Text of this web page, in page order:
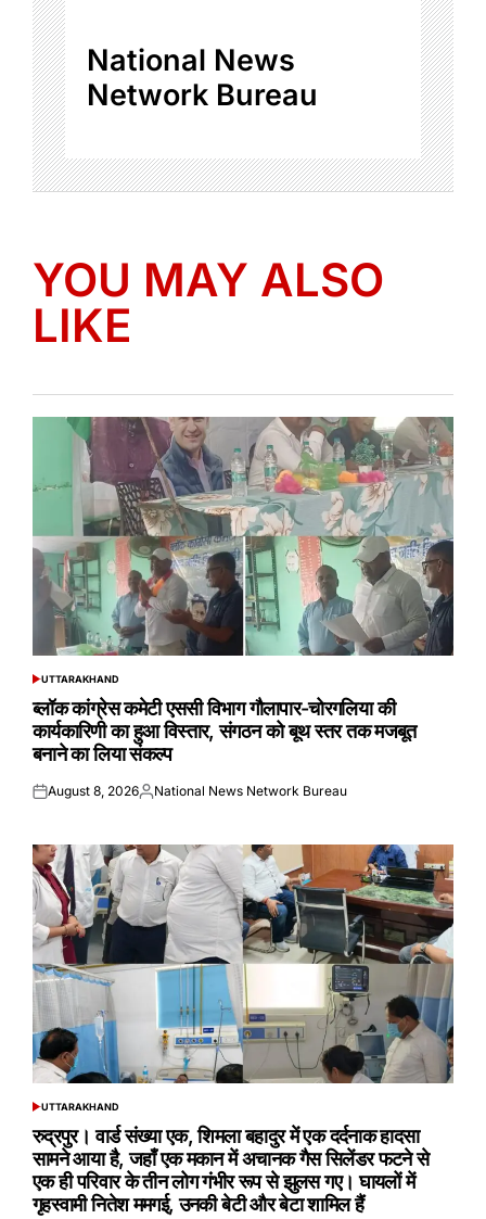
National News
Network Bureau
YOU MAY ALSO
LIKE
POSTED
UTTARAKHAND
ब्लॉक कांग्रेस कमेटी एससी विभाग गौलापार-चोरगलिया की
कार्यकारिणी का हुआ विस्तार, संगठन को बूथ स्तर तक मजबूत
बनाने का लिया संकल्प
Posted
August 8, 2026Posted
National News Network Bureau
POSTED
UTTARAKHAND
रुद्रपुर। वार्ड संख्या एक, शिमला बहादुर में एक दर्दनाक हादसा
सामने आया है, जहाँ एक मकान में अचानक गैस सिलेंडर फटने से
एक ही परिवार के तीन लोग गंभीर रूप से झुलस गए। घायलों में
गृहस्वामी नितेश ममगई, उनकी बेटी और बेटा शामिल हैं